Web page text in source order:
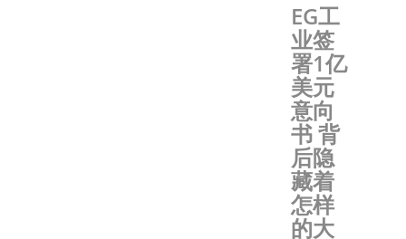
EG工
业签
署1亿
美元
意向
书 背
后隐
藏着
怎样
的大